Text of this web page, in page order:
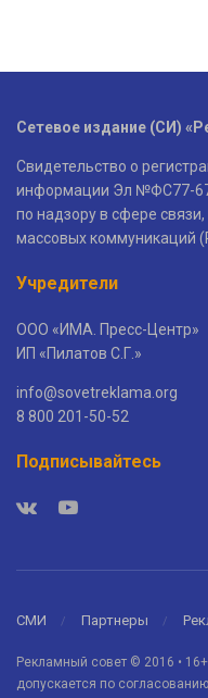
Сетевое издание (СИ)
Свидетельство о
информации Эл №ФС77-
по надзору в сфере
массовых коммуникаций
Учредители
ООО «ИМА. Пресс-Центр»
ИП «Пилатов С.Г.»
info@sovetreklama.org
8 800 201-50-52
Подписывайтесь
СМИ Партнеры
Рекламный совет © 2016 •
допускается по